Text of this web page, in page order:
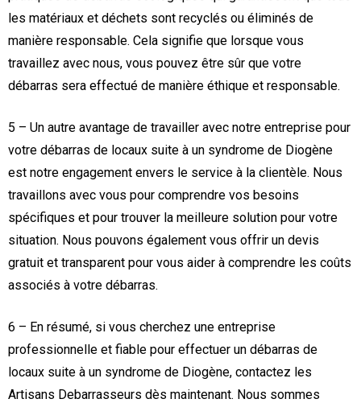
les matériaux et déchets sont recyclés ou éliminés de
manière responsable. Cela signifie que lorsque vous
travaillez avec nous, vous pouvez être sûr que votre
débarras sera effectué de manière éthique et responsable.
5 – Un autre avantage de travailler avec notre entreprise pour
votre débarras de locaux suite à un syndrome de Diogène
est notre engagement envers le service à la clientèle. Nous
travaillons avec vous pour comprendre vos besoins
spécifiques et pour trouver la meilleure solution pour votre
situation. Nous pouvons également vous offrir un devis
gratuit et transparent pour vous aider à comprendre les coûts
associés à votre débarras.
6 – En résumé, si vous cherchez une entreprise
professionnelle et fiable pour effectuer un débarras de
locaux suite à un syndrome de Diogène, contactez les
Artisans Debarrasseurs dès maintenant. Nous sommes